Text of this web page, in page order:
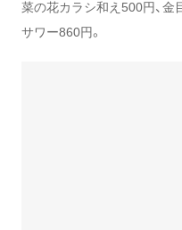
菜の花カラシ和え500円、
サワー860円。